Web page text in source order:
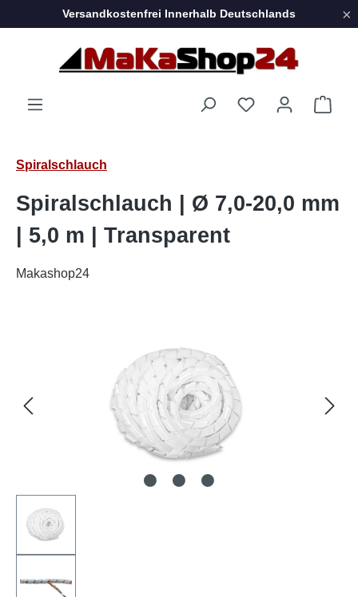
Zum Hauptinhalt springen
Versandkostenfrei Innerhalb Deutschlands ×
Spiralschlauch
Spiralschlauch | Ø 7,0-20,0 mm
| 5,0 m | Transparent
Makashop24